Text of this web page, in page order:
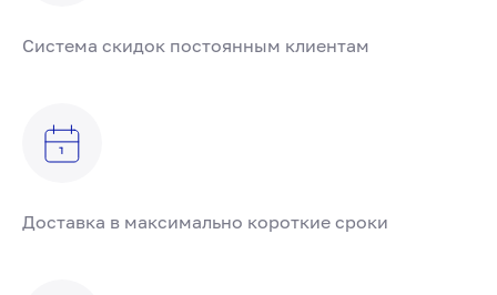
Система скидок постоянным клиентам
Доставка в максимально короткие сроки